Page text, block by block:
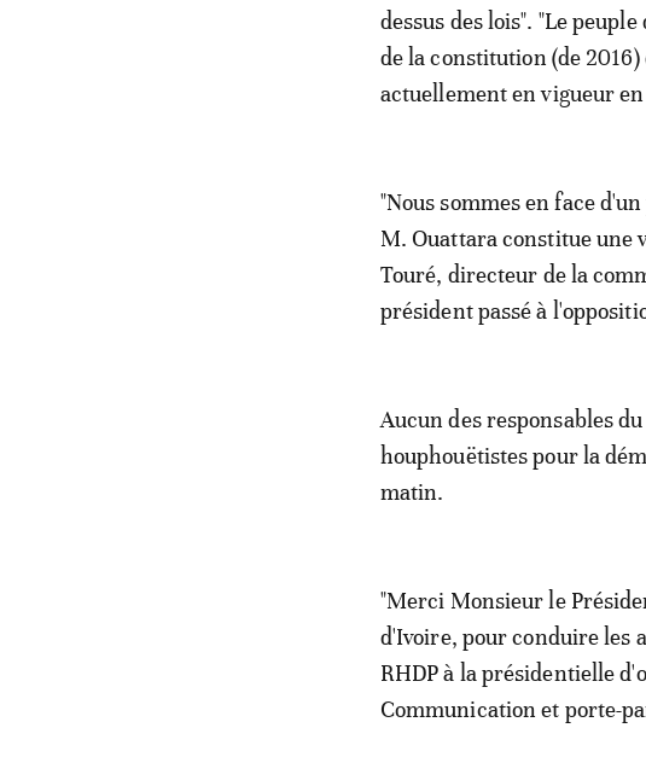
dessus des lois". "Le
de la constitution (de
actuellement en vigueur
"Nous sommes en face
M. Ouattara constitue une
Touré, directeur de la
président passé à
Aucun des responsables
houphouëtistes pour la
matin.
"Merci Monsieur le
d'Ivoire, pour conduire les
RHDP à la présidentielle
Communication et porte-